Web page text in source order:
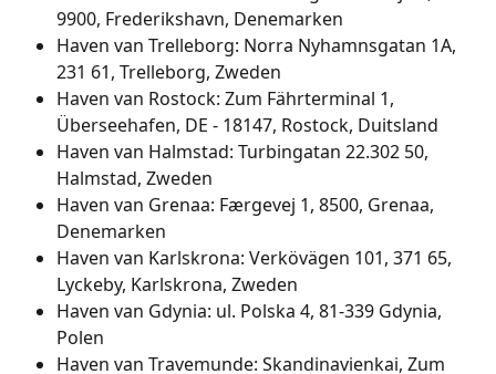
9900, Frederikshavn, Denemarken
Haven van Trelleborg: Norra Nyhamnsgatan 1A,
231 61, Trelleborg, Zweden
Haven van Rostock: Zum Fährterminal 1,
Überseehafen, DE - 18147, Rostock, Duitsland
Haven van Halmstad: Turbingatan 22.302 50,
Halmstad, Zweden
Haven van Grenaa: Færgevej 1, 8500, Grenaa,
Denemarken
Haven van Karlskrona: Verkövägen 101, 371 65,
Lyckeby, Karlskrona, Zweden
Haven van Gdynia: ul. Polska 4, 81-339 Gdynia,
Polen
Haven van Travemunde: Skandinavienkai, Zum